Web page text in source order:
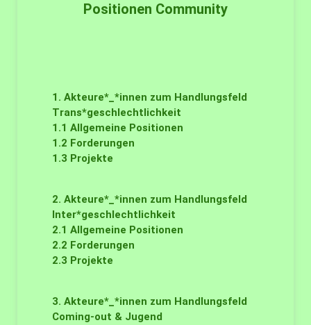
Positionen Community
1. Akteure*_*innen zum Handlungsfeld
Trans*geschlechtlichkeit
1.1 Allgemeine Positionen
1.2 Forderungen
1.3 Projekte
2. Akteure*_*innen zum Handlungsfeld
Inter*geschlechtlichkeit
2.1 Allgemeine Positionen
2.2 Forderungen
2.3 Projekte
3. Akteure*_*innen zum Handlungsfeld
Coming-out & Jugend